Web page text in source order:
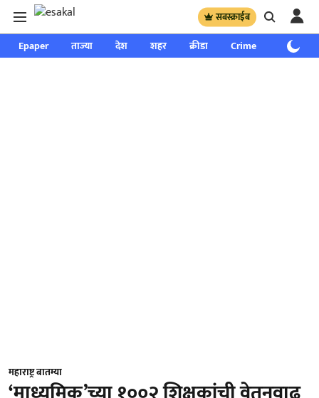
सबस्क्राईब
Epaper ताज्या देश शहर क्रीडा Crime साप्ताहिक
महाराष्ट्र बातम्या